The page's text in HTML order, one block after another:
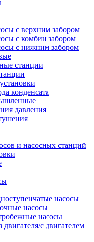
с верхним забором
с комбин забором
с нижним забором
станции
конденсата
давления
и насосных станций
насосы
насосы
насосы
двигателя/с двигателем